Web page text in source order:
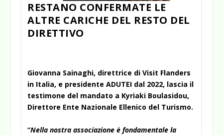
RESTANO CONFERMATE LE
ALTRE CARICHE DEL RESTO DEL
DIRETTIVO
Giovanna Sainaghi, direttrice di Visit Flanders
in Italia, e presidente ADUTEI dal 2022, lascia il
testimone del mandato a Kyriaki Boulasidou,
Direttore Ente Nazionale Ellenico del Turismo.
“Nella nostra associazione è fondamentale la